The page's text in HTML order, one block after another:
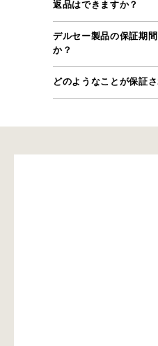
返品はできますか？
デルセー製品の保証期
か？
どのようなことが保証